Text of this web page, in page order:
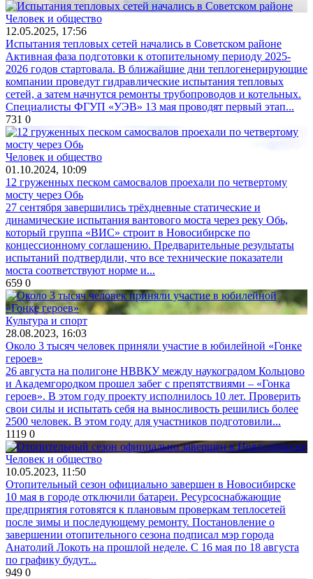
Человек и общество
12.05.2025, 17:56
Испытания тепловых сетей начались в Советском районе
Активная фаза подготовки к отопительному периоду 2025-
2026 годов стартовала. В ближайшие дни теплогенерирующие
компании проведут гидравлические испытания тепловых
сетей, а затем начнутся ремонты трубопроводов и котельных.
Специалисты ФГУП «УЭВ» 13 мая проводят первый этап...
731 0
Человек и общество
01.10.2024, 10:09
12 груженных песком самосвалов проехали по четвертому
мосту через Обь
27 сентября завершились трёхдневные статические и
динамические испытания вантового моста через реку Обь,
который группа «ВИС» строит в Новосибирске по
концессионному соглашению. Предварительные результаты
испытаний подтвердили, что все технические показатели
моста соответствуют норме и...
659 0
Культура и спорт
28.08.2023, 16:03
Около 3 тысяч человек приняли участие в юбилейной «Гонке
героев»
26 августа на полигоне НВВКУ между наукоградом Кольцово
и Академгородком прошел забег с препятствиями – «Гонка
героев». В этом году проекту исполнилось 10 лет. Проверить
свои силы и испытать себя на выносливость решились более
2500 человек. В этом году для участников подготовили...
1119 0
Человек и общество
10.05.2023, 11:50
Отопительный сезон официально завершен в Новосибирске
10 мая в городе отключили батареи. Ресурсоснабжающие
предприятия готовятся к плановым проверкам теплосетей
после зимы и последующему ремонту. Постановление о
завершении отопительного сезона подписал мэр города
Анатолий Локоть на прошлой неделе. С 16 мая по 18 августа
по графику будут...
949 0